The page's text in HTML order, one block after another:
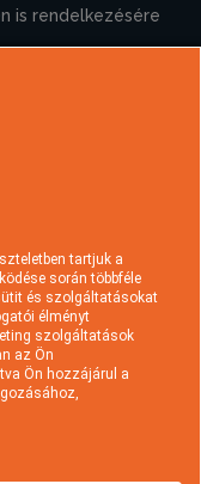
is rendelkezésére
Hulladék fajták
tudnivalók
sittszállításról
Cégtörténet
Ajánlatkérés
tartjuk a
során többféle
és szolgáltatásokat
élményt
szolgáltatások
az Ön
Ön hozzájárul a